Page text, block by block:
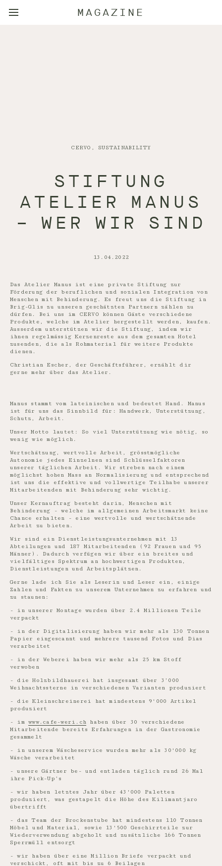
MAGAZINE
CERVO, SUSTAINABILITY
STIFTUNG
ATELIER MANUS
– WER WIR SIND
13.04.2022
Das Atelier Manus ist eine private Stiftung zur
Förderung der beruflichen und sozialen Integration von
Menschen mit Behinderung. Es freut uns die Stiftung in
Brig-Glis zu unseren geschätzten Partnern zählen zu
dürfen. Bei uns im CERVO können Gäste verschiedene
Produkte, welche im Atelier hergestellt werden, kaufen.
Ausserdem unterstützen wir die Stiftung, indem wir
ihnen regelmässig Kerzenreste aus dem gesamten Hotel
zusenden, die als Rohmaterial für weitere Produkte
dienen.
Christian Escher, der Geschäftsführer, erzählt dir
gerne mehr über das Atelier.
Manus stammt vom lateinischen und bedeutet Hand. Manus
ist für uns das Sinnbild für: Handwerk, Unterstützung,
Schutz, Arbeit.
Unser Motto lautet: So viel Unterstützung wie nötig, so
wenig wie möglich.
Wertschätzung, wertvolle Arbeit, grösstmögliche
Autonomie jedes Einzelnen sind Schlüsselfaktoren
unserer täglichen Arbeit. Wir streben nach einem
möglichst hohen Mass an Normalisierung und entsprechend
ist uns die effektive und vollwertige Teilhabe unserer
Mitarbeitenden mit Behinderung sehr wichtig.
Unser Kernauftrag besteht darin, Menschen mit
Behinderung - welche im allgemeinen Arbeitsmarkt keine
Chance erhalten - eine wertvolle und wertschätzende
Arbeit zu bieten.
Wir sind ein Dienstleistungsunternehmen mit 13
Abteilungen und 187 Mitarbeitenden (92 Frauen und 95
Männer). Dadurch verfügen wir über ein breites und
vielfältiges Spektrum an hochwertigen Produkten,
Dienstleistungen und Arbeitsplätzen.
Gerne lade ich Sie als Leserin und Leser ein, einige
Zahlen und Fakten zu unserem Unternehmen zu erfahren und
zu staunen:
- in unserer Montage wurden über 2.4 Millionen Teile
verpackt
- in der Digitalisierung haben wir mehr als 130 Tonnen
Papier eingescannt und mehrere tausend Fotos und Dias
verarbeitet
- in der Weberei haben wir mehr als 25 km Stoff
verwoben
- die Holzbildhauerei hat insgesamt über 3’000
Weihnachtssterne in verschiedenen Varianten produziert
- die Kleinschreinerei hat mindestens 9'000 Artikel
produziert
- imwww.cafe-weri.ch haben über 30 verschiedene
Mitarbeitende bereits Erfahrungen in der Gastronomie
gesammelt
- in unserem Wäscheservice wurden mehr als 30'000 kg
Wäsche verarbeitet
- unsere Gärtner be- und entladen täglich rund 26 Mal
ihre Pick-Up’s
- wir haben letztes Jahr über 43'000 Paletten
produziert, was gestapelt die Höhe des Kilimantjaro
übertrifft
- das Team der Brockenstube hat mindestens 110 Tonnen
Möbel und Material, sowie 13'500 Geschirrteile zur
Wiederverwendung abgeholt und zusätzliche 166 Tonnen
Sperrmüll entsorgt
- wir haben über eine Million Briefe verpackt und
verschickt, oft mit bis zu 6 Beilagen